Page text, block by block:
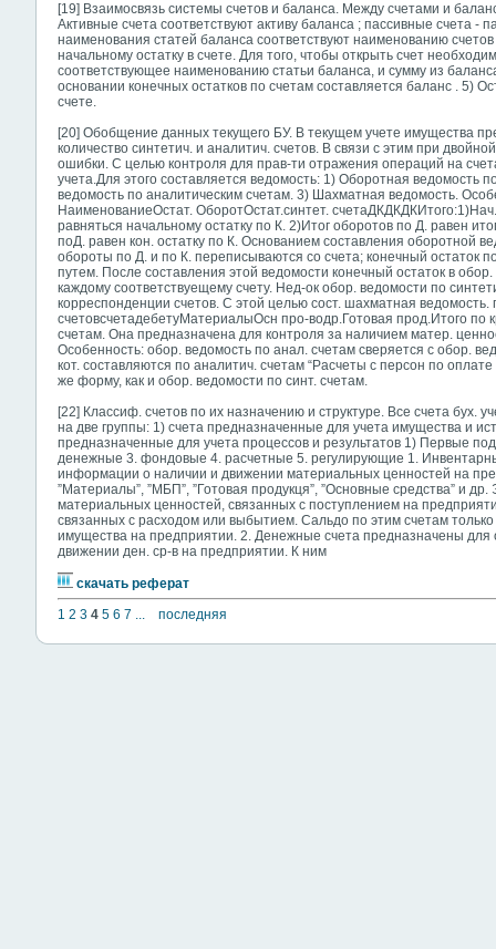
[19] Взаимосвязь системы счетов и баланса. Между счетами и
Активные счета соответствуют активу баланса ; пассивные счета -
наименования статей баланса соответствуют наименованию счетов
начальному остатку в счете. Для того, чтобы открыть счет
соответствующее наименованию статьи баланса, и сумму из
основании конечных остатков по счетам составляется баланс . 5)
счете.
[20] Обобщение данных текущего БУ. В текущем учете имущества
количество синтетич. и аналитич. счетов. В связи с этим при
ошибки. С целью контроля для прав-ти отражения операций на
учета.Для этого составляется ведомость: 1) Оборотная ведомость
ведомость по аналитическим счетам. 3) Шахматная ведомость.
НаименованиеОстат. ОборотОстат.синтет.
равняться начальному остатку по К. 2)Итог оборотов по Д. равен
поД. равен кон. остатку по К. Основанием составления оборотной
обороты по Д. и по К. переписываются со счета; конечный остаток
путем. После составления этой ведомости конечный остаток в
каждому соответствуещему счету. Нед-ок обор. ведомости по
корреспонденции счетов. С этой целью сост. шахматная ведомость.
счетовсчетадебетуМатериалыОсн про-водр.Готовая прод.Итого по
счетам. Она предназначена для контроля за наличием матер.
Особенность: обор. ведомость по анал. счетам сверяется с обор.
кот. составляются по аналитич. счетам “Расчеты с персон по
же форму, как и обор. ведомости по синт. счетам.
[22] Классиф. счетов по их назначению и структуре. Все счета бух.
на две группы: 1) счета предназначенные для учета имущества и
предназначенные для учета процессов и результатов 1) Первые
денежные 3. фондовые 4. расчетные 5. регулирующие 1.
информации о наличии и движении материальных ценностей на
”Материалы”, ”МБП”, ”Готовая продукця”, ”Основные средства” и
материальных ценностей, связанных с поступлением на
связанных с расходом или выбытием. Сальдо по этим счетам
имущества на предприятии. 2. Денежные счета предназначены
движении ден. ср-в на предприятии. К ним
скачать реферат
1 2 3 4 5 6 7 ... последняя